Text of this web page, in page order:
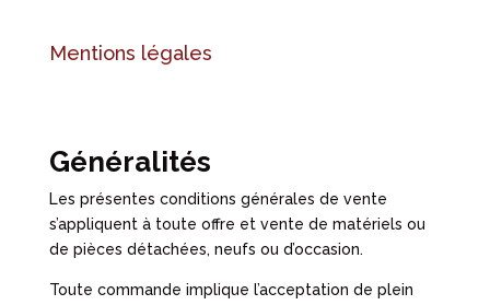
Mentions légales
Généralités
Les présentes conditions générales de vente
s’appliquent à toute offre et vente de matériels ou
de pièces détachées, neufs ou d’occasion.
Toute commande implique l’acceptation de plein